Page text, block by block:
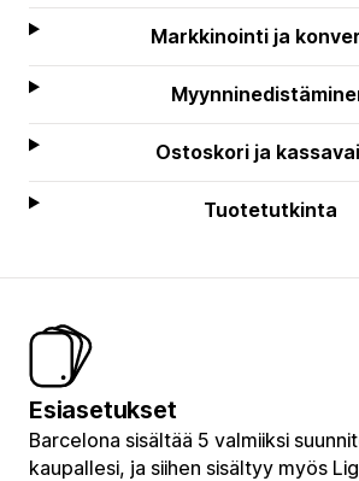
Markkinointi ja
Ostoskori ja
Tuotetutkinta
Esiasetukset
Barcelona sisältää 5 valmiiksi
kaupallesi, ja siihen sisältyy myös